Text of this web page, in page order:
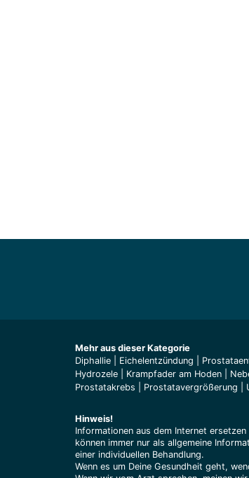
Mehr aus dieser Kategorie
Diphallie
Eichelentzündung
Hydrozele
Krampfader am Hoden
Prostatakrebs
Prostatavergrößerung
Hinweis!
Informationen aus dem Internet ersetzen
können immer nur als allgemeine
einer individuellen Behandlung.
Wenn es um Deine Gesundheit geht,